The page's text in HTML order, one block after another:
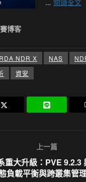
NDR X NAS
資安
上一篇
大升級：PVE 9.2.3
負載平衡與跨叢集管